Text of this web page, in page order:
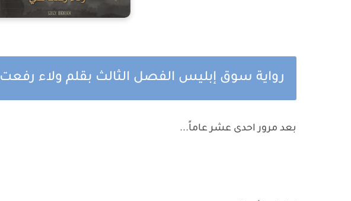
رواية سوق إبليس الفصل الثالث بقلم ولاء رفعت
بعد مرور احدى عشر عاماً...